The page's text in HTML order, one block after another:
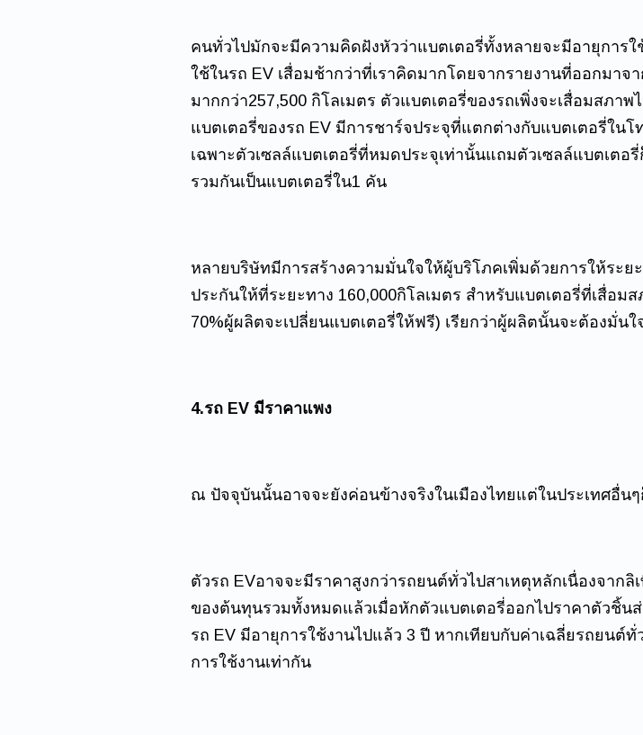
คนทั่วไปมักจะมีความคิดฝังหัวว่าแบตเตอรี่ทั้งหลายจะมีอายุการ
ใช้ในรถ EV เสื่อมช้ากว่าที่เราคิดมากโดยจากรายงานที่ออกมาจ
มากกว่า257,500 กิโลเมตร ตัวแบตเตอรี่ของรถเพิ่งจะเสื่อมสภา
แบตเตอรี่ของรถ EV มีการชาร์จประจุที่แตกต่างกับแบตเตอรี่ใน
เฉพาะตัวเซลล์แบตเตอรี่ที่หมดประจุเท่านั้นแถมตัวเซลล์แบตเต
รวมกันเป็นแบตเตอรี่ใน1 คัน
หลายบริษัทมีการสร้างความมั่นใจให้ผู้บริโภคเพิ่มด้วยการให้ระย
ประกันให้ที่ระยะทาง 160,000กิโลเมตร สำหรับแบตเตอรี่ที่เสื่อม
70%ผู้ผลิตจะเปลี่ยนแบตเตอรี่ให้ฟรี) เรียกว่าผู้ผลิตนั้นจะต้องมั่น
4.รถ EV มีราคาแพง
ณ ปัจจุบันนั้นอาจจะยังค่อนข้างจริงในเมืองไทยแต่ในประเทศอื่น
ตัวรถ EVอาจจะมีราคาสูงกว่ารถยนต์ทั่วไปสาเหตุหลักเนื่องจาก
ของต้นทุนรวมทั้งหมดแล้วเมื่อหักตัวแบตเตอรี่ออกไปราคาตัวชิ้น
รถ EV มีอายุการใช้งานไปแล้ว 3 ปี หากเทียบกับค่าเฉลี่ยรถยนต์
การใช้งานเท่ากัน